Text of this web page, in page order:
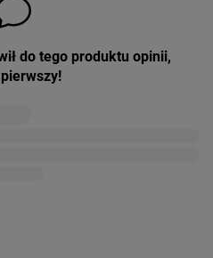
do tego produktu opinii,